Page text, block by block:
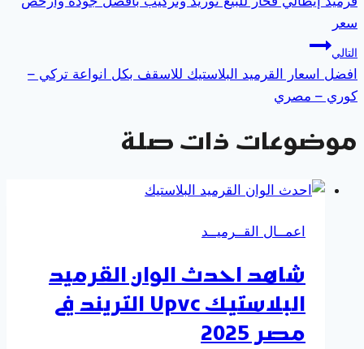
المقالات
سعر
التالي
افضل اسعار القرميد البلاستيك للاسقف بكل انواعة تركي –
كوري – مصري
موضوعات ذات صلة
اعمــال القــرميــد
شاهد احدث الوان القرميد
البلاستيك Upvc التريند في
مصر 2025